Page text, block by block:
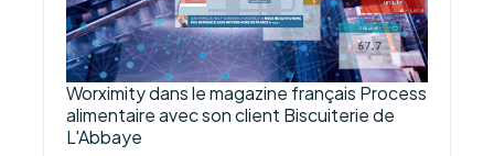
Worximity dans le magazine français Process
alimentaire avec son client Biscuiterie de
L'Abbaye